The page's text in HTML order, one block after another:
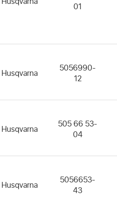
01
Husqvarna
5056990-
12
Husqvarna
505 66 53-
04
Husqvarna
5056653-
43